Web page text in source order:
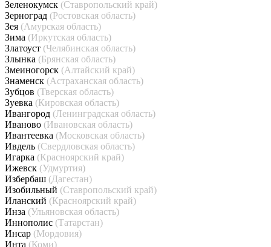
Зеленокумск (Ставропольский край)
Зерноград (Ростовская область)
Зея (Амурская область)
Зима (Иркутская область)
Златоуст (Челябинская область)
Злынка (Брянская область)
Змеиногорск (Алтайский край)
Знаменск (Астраханская область)
Зубцов (Тверская область)
Зуевка (Кировская область)
Ивангород (Ленинградская область)
Иваново (Ивановская область)
Ивантеевка (Московская область)
Ивдель (Свердловская область)
Игарка (Красноярский край)
Ижевск (Удмуртия)
Избербаш (Дагестан)
Изобильный (Ставропольский край)
Иланский (Красноярский край)
Инза (Ульяновская область)
Иннополис (Татарстан)
Инсар (Мордовия)
Инта (Коми)